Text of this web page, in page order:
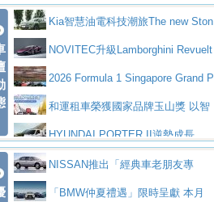
Maserati GT2 Stradale「Tribute to
MC12」全球首度亮相
迎接 RANGE ROVER 品牌家族第
五位成員 全新 RANGE ROVER GT 預告登
場
造型華麗時尚、科技座艙再進化，P
eugeot 208小改款發表上市94.8萬起
更高效的動力
問世，擁有品牌史上最寬敞且豪華的座艙
AUDI推出首款高性能油電超跑Nuvo
lari，0到100公里加速2.6秒、極速350公里
／小時
百年三叉戟傳奇再啟程 Maserati 重
返 1000 Miglia 傳承競速榮耀
法拉利首款純電跑車Luce亮相，最
大馬力超過1000匹並具備530公里最大續航
里程
小車大空間、座艙科技更先進，SK
ODA發表全新純電跨界休旅Eipq祭平民化車
價89萬起
賓士AMG.EA專屬平台首作，Merc
edes-AMG 全新GT 4-Door Coupe全球首發
福斯推出首款GTI純電性能掀背ID.
Polo GTI，擁有226匹馬力和零百加速 6.8
Jaguar 公布四門 GT車款正式車名
Kia智慧油電科技潮旅The new Ston
ic 1-7月累計銷量創歷史新高
NOVITEC升級Lamborghini Revuelt
o 綜效輸出增至1,048匹
2026 Formula 1 Singapore Grand P
rix 新加坡大獎賽 Audi 極速之旅開放報名
和運租車榮獲國家品牌玉山獎 以智
慧移動與綠能創新
HYUNDAI PORTER II逆勢成長，
勇奪中型貨車銷售冠軍
父親節霸氣獻禮！PGO 威力125 最
低入手價 $60,900 起 省油ｘ安全ｘ大空間
福斯商旅挺頭家 推出「德系質感 精
NISSAN推出「經典車老朋友專
案」 以匠人精神煥新珍品座駕
「BMW仲夏禮遇」限時呈獻 本月